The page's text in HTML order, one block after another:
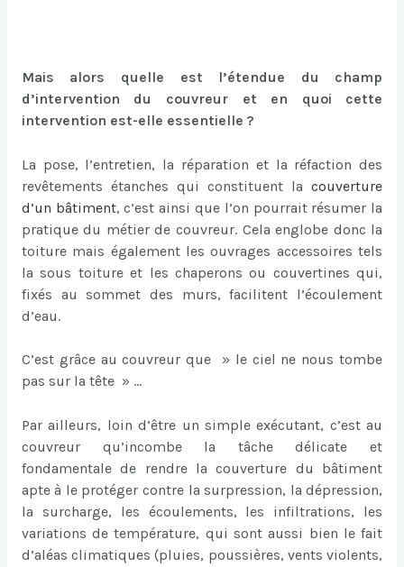
Mais alors quelle est l’étendue du champ
d’intervention du couvreur et en quoi cette
intervention est-elle essentielle ?
La pose, l’entretien, la réparation et la réfaction des
revêtements étanches qui constituent lacouverture
d’un bâtiment, c’est ainsi que l’on pourrait résumer la
pratique du métier de couvreur. Cela englobe donc la
toiture mais également les ouvrages accessoires tels
la sous toiture et les chaperons ou couvertines qui,
fixés au sommet des murs, facilitent l’écoulement
d’eau.
C’est grâce au couvreur que » le ciel ne nous tombe
pas sur la tête » …
Par ailleurs, loin d’être un simple exécutant, c’est au
couvreur qu’incombe la tâche délicate et
fondamentale de rendre la couverture du bâtiment
apte à le protéger contre la surpression, la dépression,
la surcharge, les écoulements, les infiltrations, les
variations de température, qui sont aussi bien le fait
d’aléas climatiques (pluies, poussières, vents violents,